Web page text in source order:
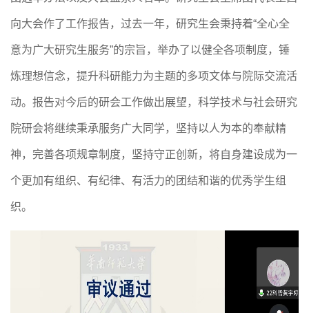
向大会作了工作报告，过去一年，研究生会秉持着“全心全
意为广大研究生服务”的宗旨 ， 举办了以健全各项制度，锤
炼理想信念，提升科研能力为主题的多项文体与院际交流活
动。报告对今后的研会工作做出展望， 科学技术与社会研究
院研会将继续秉承服务广大同学，坚持以人为本的奉献精
神，完善各项规章制度，坚持守正创新， 将自身建设成为一
个更加有组织、有纪律、有活力的 团结和谐的优秀学生组
织。